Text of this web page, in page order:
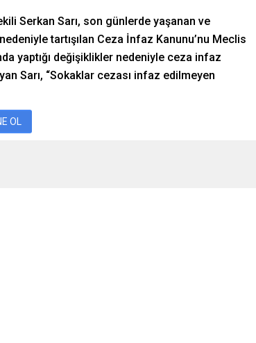
Serkan Sarı, son günlerde yaşanan ve
tartışılan Ceza İnfaz Kanunu’nu Meclis
yaptığı değişiklikler nedeniyle ceza infaz
Sarı, “Sokaklar cezası infaz edilmeyen
OL